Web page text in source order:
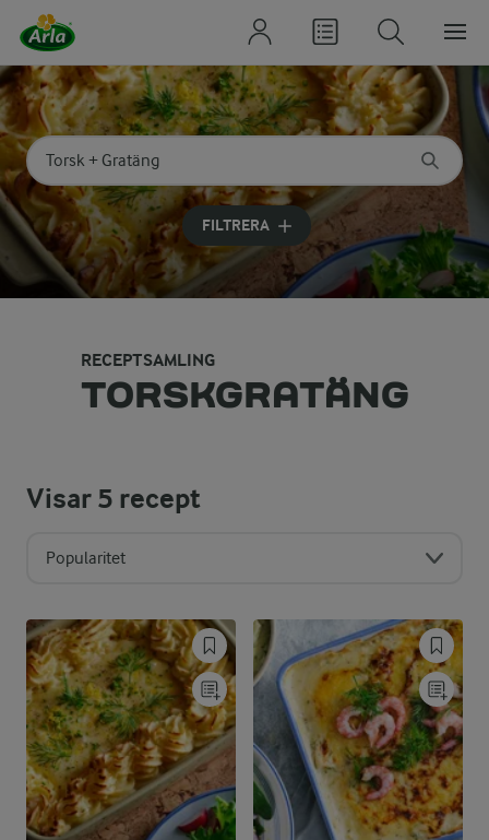
Sök på kategori eller ingrediens
Skriv in sökord för att få förslag
FILTRERA
RECEPTSAMLING
TORSKGRATÄNG
Visar5 recept
Popularitet